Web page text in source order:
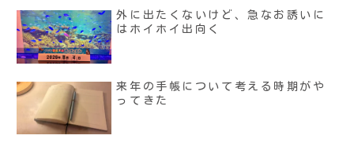
外に出たくないけど、急なお誘いに
はホイホイ出向く
来年の手帳について考える時期がや
ってきた